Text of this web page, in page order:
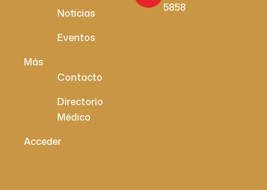
Noticias
Eventos
Más
Contacto
Directorio
Médico
Acceder
5858